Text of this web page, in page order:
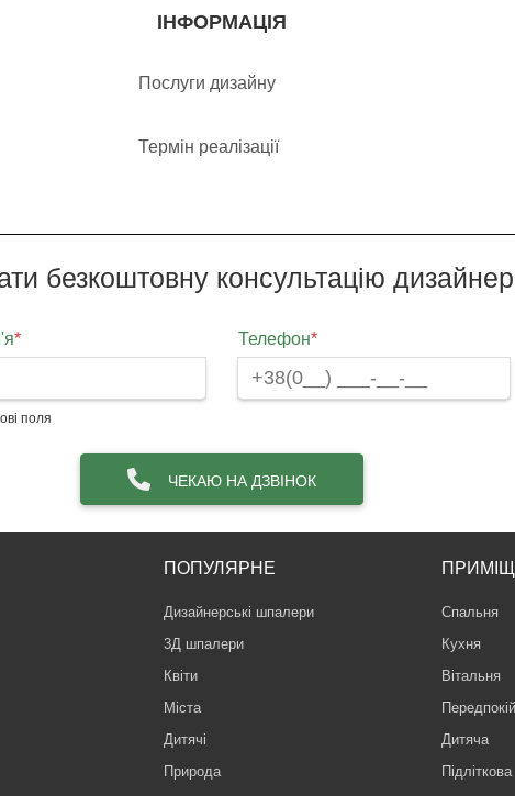
ІНФОРМАЦІЯ
Послуги дизайну
Термін реалізації
безкоштовну консультацію
* Телефон*
поля
ЧЕКАЮ НА ДЗВІНОК
ПОПУЛЯРНЕ
Дизайнерські шпалери
3Д шпалери
Квіти
Міста
Дитячі
Природа
Спальня
Кухня
Вітальня
Передпокій
Дитяча
Підліткова